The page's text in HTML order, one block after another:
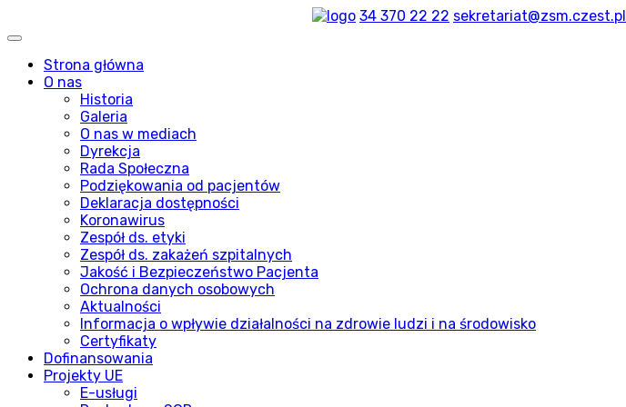
34 370 22 22 sekretariat@zsm.czest.pl
Strona główna
O nas
Historia
Galeria
O nas w mediach
Dyrekcja
Rada Społeczna
Podziękowania od pacjentów
Deklaracja dostępności
Koronawirus
Zespół ds. etyki
Zespół ds. zakażeń szpitalnych
Jakość i Bezpieczeństwo Pacjenta
Ochrona danych osobowych
Aktualności
Informacja o wpływie działalności na zdrowie ludzi i na środowisko
Certyfikaty
Dofinansowania
Projekty UE
E-usługi